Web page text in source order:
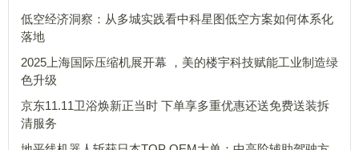
低空经济洞察：从多城实践看中科星图低空方案如何体系化
落地
2025上海国际压缩机展开幕 ，美的楼宇科技赋能工业制造绿
色升级
京东11.11卫浴焕新正当时 下单享多重优惠还送免费送装拆
清服务